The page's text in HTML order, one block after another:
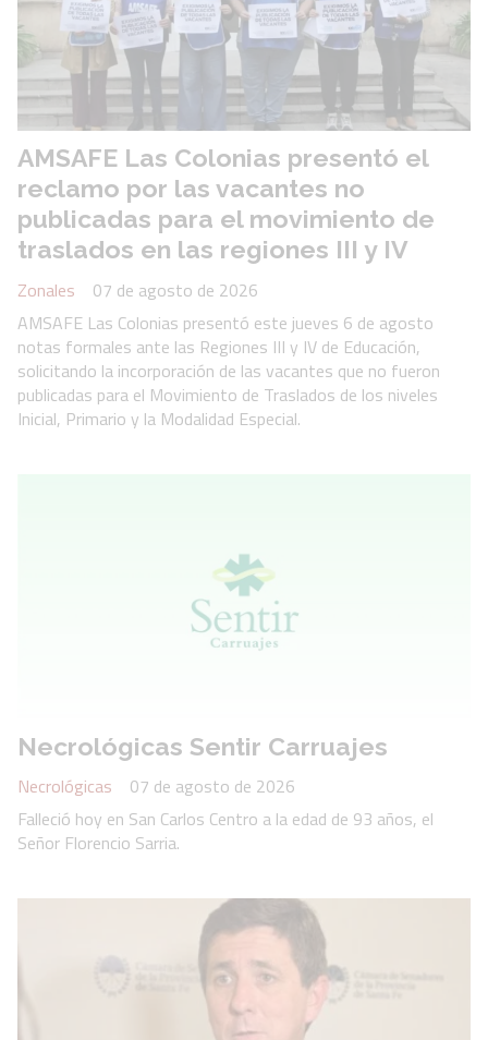
AMSAFE Las Colonias presentó el
reclamo por las vacantes no
publicadas para el movimiento de
traslados en las regiones III y IV
Zonales
07 de agosto de 2026
AMSAFE Las Colonias presentó este jueves 6 de agosto
notas formales ante las Regiones III y IV de Educación,
solicitando la incorporación de las vacantes que no fueron
publicadas para el Movimiento de Traslados de los niveles
Inicial, Primario y la Modalidad Especial.
Necrológicas Sentir Carruajes
Necrológicas
07 de agosto de 2026
Falleció hoy en San Carlos Centro a la edad de 93 años, el
Señor Florencio Sarria.